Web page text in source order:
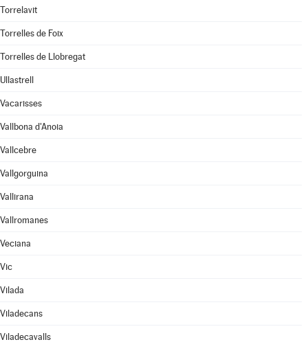
Torrelavit
Torrelles de Foix
Torrelles de Llobregat
Ullastrell
Vacarisses
Vallbona d'Anoia
Vallcebre
Vallgorguina
Vallirana
Vallromanes
Veciana
Vic
Vilada
Viladecans
Viladecavalls